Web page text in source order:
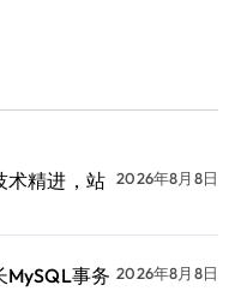
术精进，站 2026年8月8日
MySQL事务 2026年8月8日